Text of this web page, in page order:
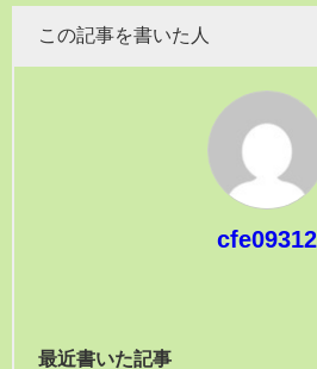
この記事を書いた人
cfe09312
最近書いた記事